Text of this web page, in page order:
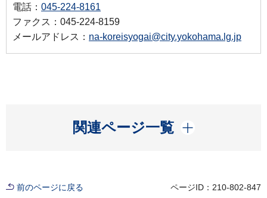
電話： 045-224-8161
ファクス：045-224-8159
メールアドレス： na-koreisyogai@city.yokohama.lg.jp
関連ページ一覧
開く
前のページに戻る ページID：210-802-847